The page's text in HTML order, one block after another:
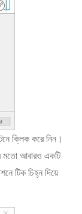
ক্লিক করে নিন।
মতো আবারও একটি
টিক চিহ্ন দিয়ে